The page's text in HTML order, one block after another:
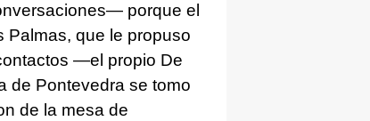
porque el
Palmas, que le propuso
—el propio De
de Pontevedra se tomo
de la mesa de